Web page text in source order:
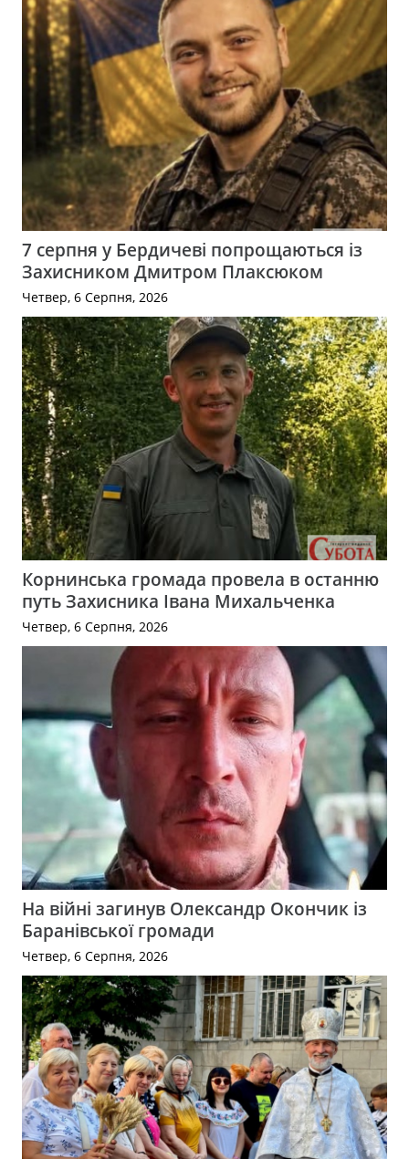
7 серпня у Бердичеві попрощаються із
Захисником Дмитром Плаксюком
Четвер, 6 Серпня, 2026
Корнинська громада провела в останню
путь Захисника Івана Михальченка
Четвер, 6 Серпня, 2026
На війні загинув Олександр Окончик із
Баранівської громади
Четвер, 6 Серпня, 2026